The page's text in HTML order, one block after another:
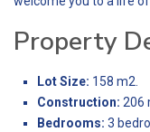
Property
Lot Size: 158 m2.
Construction: 206
Bedrooms: 3